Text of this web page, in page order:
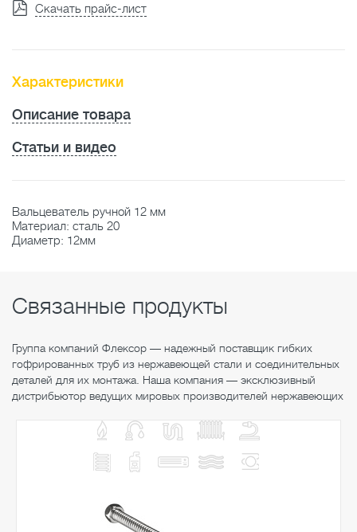
Скачать прайс-лист
Характеристики
Описание товара
Статьи и видео
Вальцеватель ручной 12 мм
Материал: сталь 20
Диаметр: 12мм
Связанные продукты
Группа компаний Флексор — надежный поставщик гибких
гофрированных труб из нержавеющей стали и соединительных
деталей для их монтажа. Наша компания — эксклюзивный
дистрибьютор ведущих мировых производителей нержавеющих